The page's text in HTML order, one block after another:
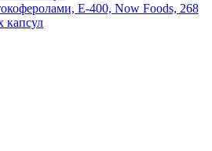
E-400, Now Foods, 268
капсул